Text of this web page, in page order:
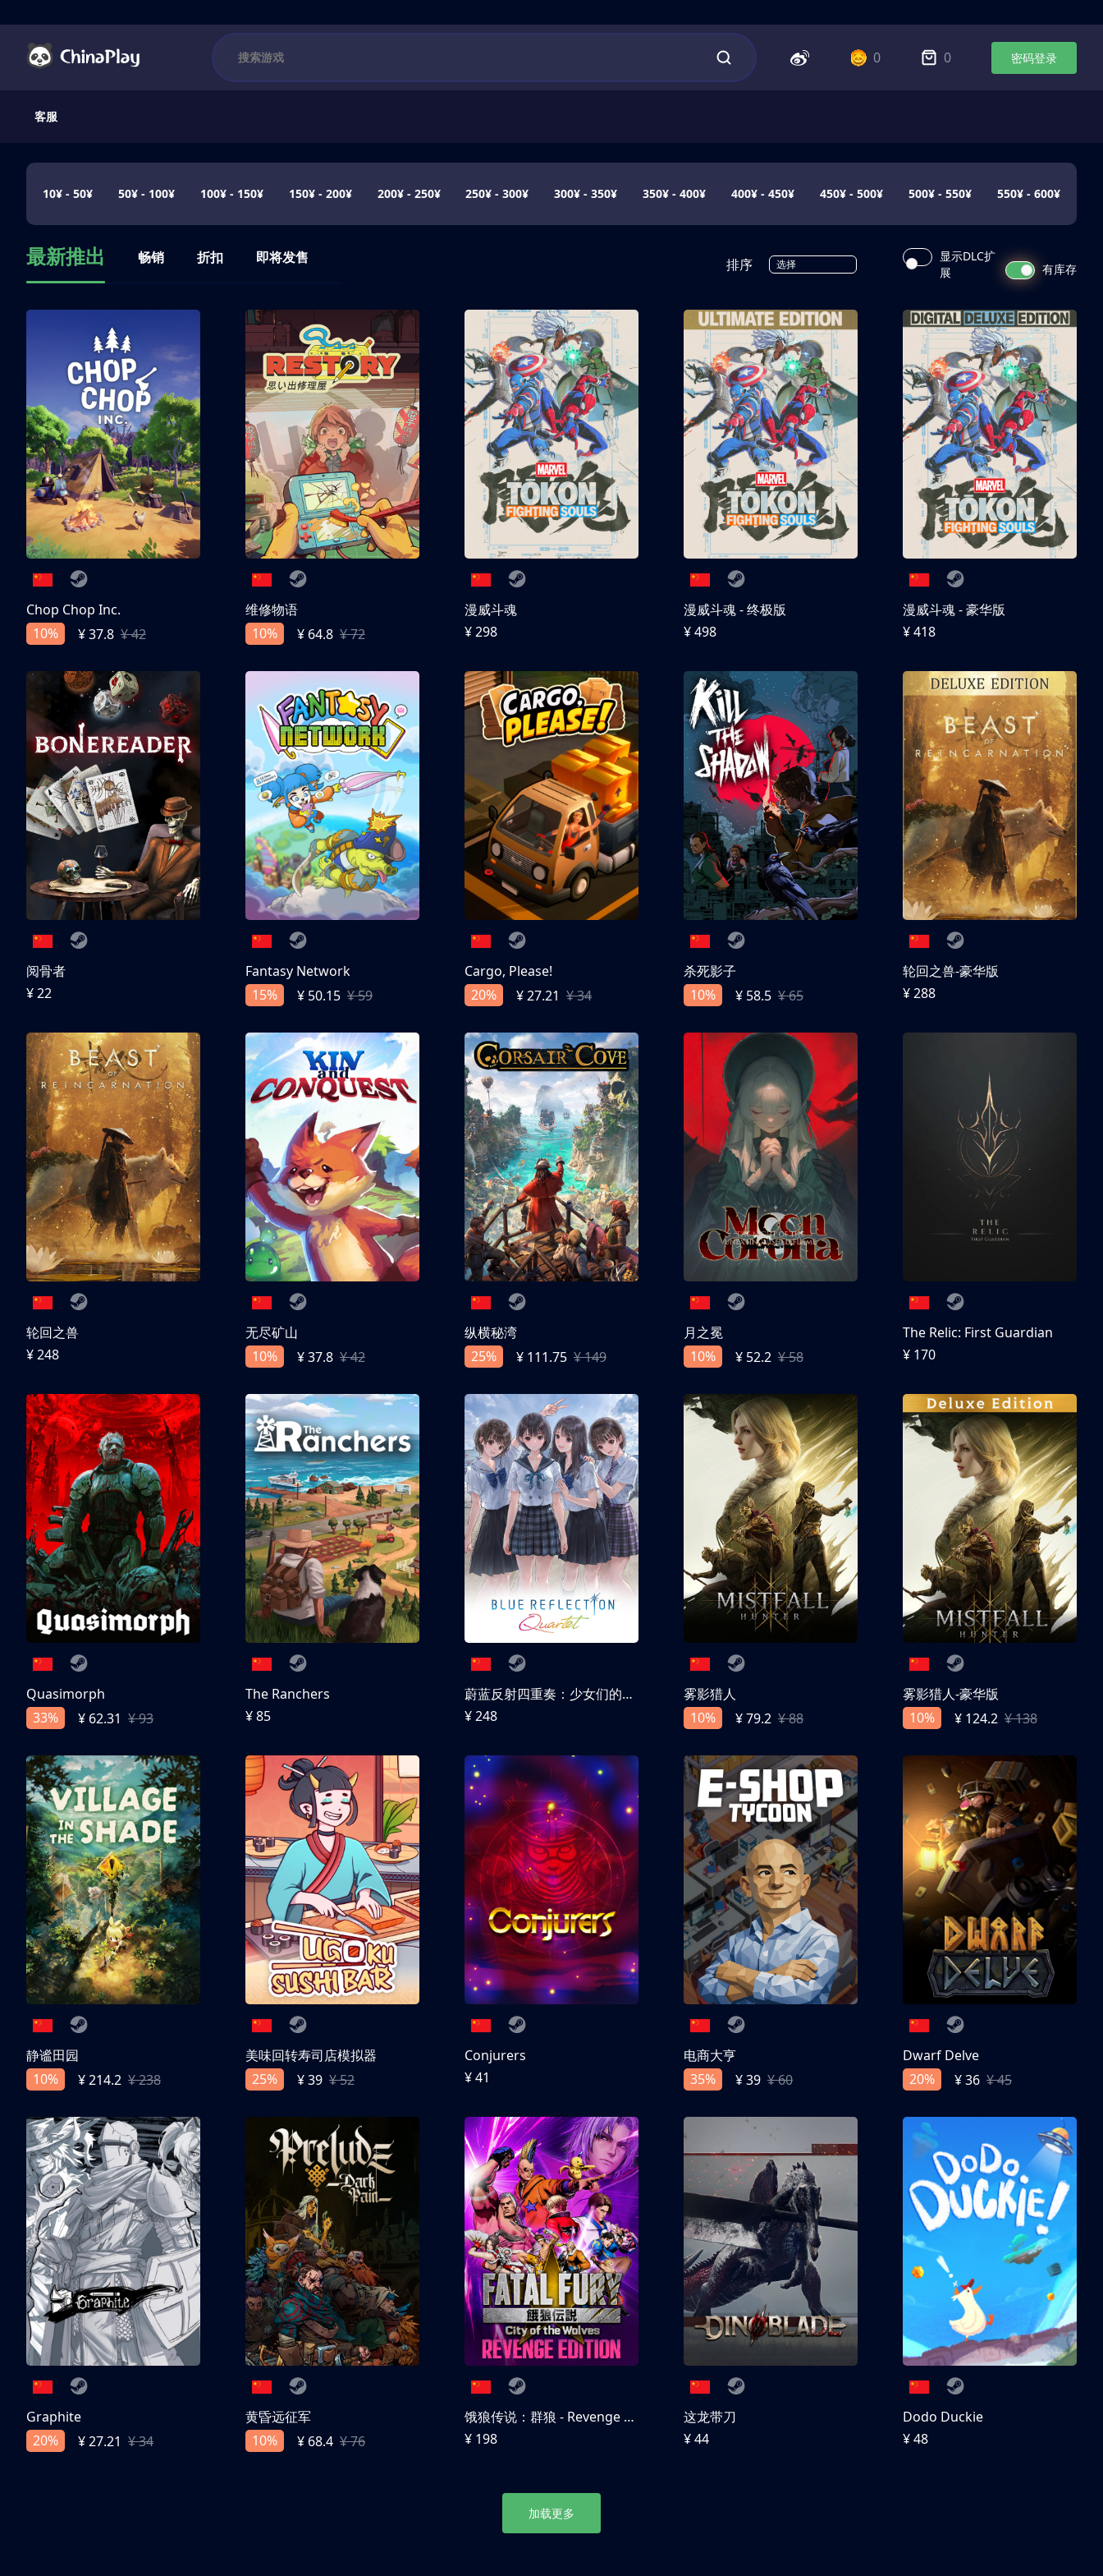
0 0 密码登录
客服
10¥ - 50¥ 50¥ - 100¥ 100¥ - 150¥ 150¥ - 200¥ 200¥ - 250¥ 250¥ - 300¥ 300¥ - 350¥ 350¥ - 400¥ 400¥ - 450¥ 450¥ - 500¥ 500¥ - 550¥ 550¥ - 600¥
最新推出 畅销 折扣 即将发售 排序 选择
显示DLC扩
展
有库存
Chop Chop Inc.
10%
¥ 37.8 ¥ 42
维修物语
10%
¥ 64.8 ¥ 72
漫威斗魂
¥ 298
漫威斗魂 - 终极版
¥ 498
漫威斗魂 - 豪华版
¥ 418
阅骨者
¥ 22
Fantasy Network
15%
¥ 50.15 ¥ 59
Cargo, Please!
20%
¥ 27.21 ¥ 34
杀死影子
10%
¥ 58.5 ¥ 65
轮回之兽-豪华版
¥ 288
轮回之兽
¥ 248
无尽矿山
10%
¥ 37.8 ¥ 42
纵横秘湾
25%
¥ 111.75 ¥ 149
月之冕
10%
¥ 52.2 ¥ 58
The Relic: First Guardian
¥ 170
Quasimorph
33%
¥ 62.31 ¥ 93
The Ranchers
¥ 85
蔚蓝反射四重奏：少女们的奇迹
¥ 248
雾影猎人
10%
¥ 79.2 ¥ 88
雾影猎人-豪华版
10%
¥ 124.2 ¥ 138
静谧田园
10%
¥ 214.2 ¥ 238
美味回转寿司店模拟器
25%
¥ 39 ¥ 52
Conjurers
¥ 41
电商大亨
35%
¥ 39 ¥ 60
Dwarf Delve
20%
¥ 36 ¥ 45
Graphite
20%
¥ 27.21 ¥ 34
黄昏远征军
10%
¥ 68.4 ¥ 76
饿狼传说：群狼 - Revenge Edition
¥ 198
这龙带刀
¥ 44
Dodo Duckie
¥ 48
加载更多